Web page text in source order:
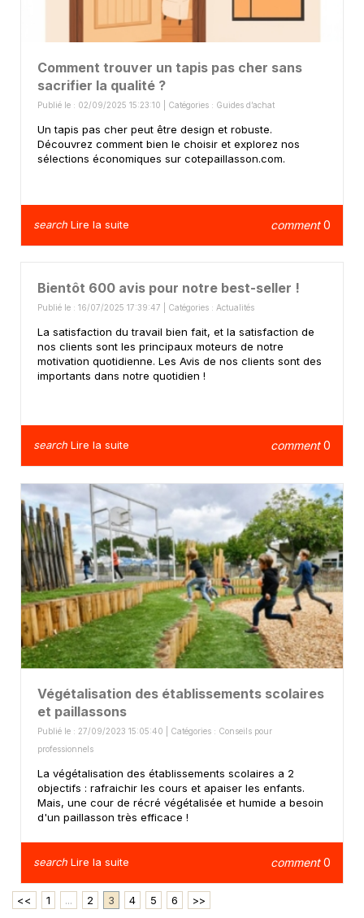
Comment trouver un tapis pas cher sans
sacrifier la qualité ?
Publié le : 02/09/2025 15:23:10 | Catégories : Guides d’achat
Un tapis pas cher peut être design et robuste.
Découvrez comment bien le choisir et explorez nos
sélections économiques sur cotepaillasson.com.
search Lire la suite comment0
Bientôt 600 avis pour notre best-seller !
Publié le : 16/07/2025 17:39:47 | Catégories : Actualités
La satisfaction du travail bien fait, et la satisfaction de
nos clients sont les principaux moteurs de notre
motivation quotidienne. Les Avis de nos clients sont des
importants dans notre quotidien !
search Lire la suite comment0
Végétalisation des établissements scolaires
et paillassons
Publié le : 27/09/2023 15:05:40 | Catégories : Conseils pour
professionnels
La végétalisation des établissements scolaires a 2
objectifs : rafraichir les cours et apaiser les enfants.
Mais, une cour de récré végétalisée et humide a besoin
d'un paillasson très efficace !
search Lire la suite comment0
<< 1 ... 2 3 4 5 6 >>